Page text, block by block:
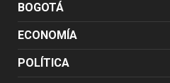
BOGOTÁ
ECONOMÍA
POLÍTICA